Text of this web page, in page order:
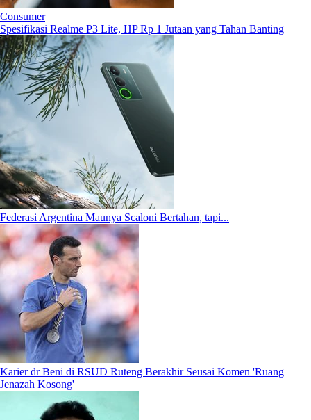
Consumer
Spesifikasi Realme P3 Lite, HP Rp 1 Jutaan yang Tahan Banting
Federasi Argentina Maunya Scaloni Bertahan, tapi...
Karier dr Beni di RSUD Ruteng Berakhir Seusai Komen 'Ruang
Jenazah Kosong'